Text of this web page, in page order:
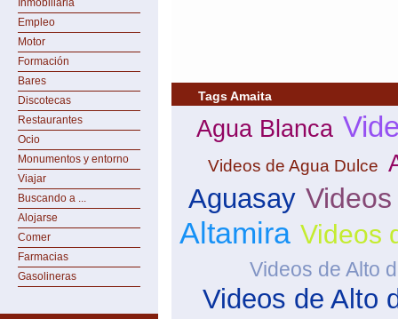
Inmobiliaria
Empleo
Motor
Formación
Bares
Discotecas
Restaurantes
Ocio
Monumentos y entorno
Viajar
Buscando a ...
Alojarse
Comer
Farmacias
Gasolineras
Tags Amaita
Agua Blanca
Videos de Agua Dulce
Aguasay
Altamira Videos
Videos de Alto
Videos de Alto